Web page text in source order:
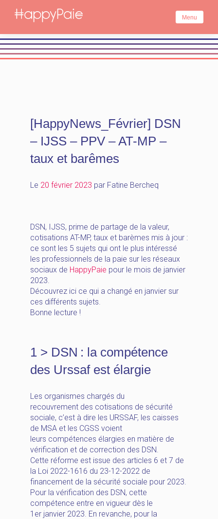
Menu
[HappyNews_Février] DSN
– IJSS – PPV – AT-MP –
taux et barêmes
Le 20 février 2023 par Fatine Bercheq
DSN, IJSS, prime de partage de la valeur,
cotisations AT-MP, taux et barèmes mis à jour :
ce sont les 5 sujets qui ont le plus intéressé
les professionnels de la paie sur les réseaux
sociaux de HappyPaie pour le mois de janvier
2023.
Découvrez ici ce qui a changé en janvier sur
ces différents sujets.
Bonne lecture !
1 > DSN : la compétence
des Urssaf est élargie
Les organismes chargés du
recouvrement des cotisations de sécurité
sociale, c’est à dire les URSSAF, les caisses
de MSA et les CGSS voient
leurs compétences élargies en matière de
vérification et de correction des DSN.
Cette réforme est issue des articles 6 et 7 de
la Loi 2022-1616 du 23-12-2022 de
financement de la sécurité sociale pour 2023.
Pour la vérification des DSN, cette
compétence entre en vigueur dès le
1er janvier 2023. En revanche, pour la